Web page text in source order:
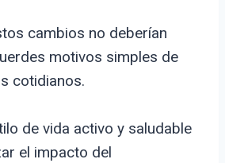
cambios no deberían
motivos simples de
cotidianos.
de vida activo y saludable
el impacto del